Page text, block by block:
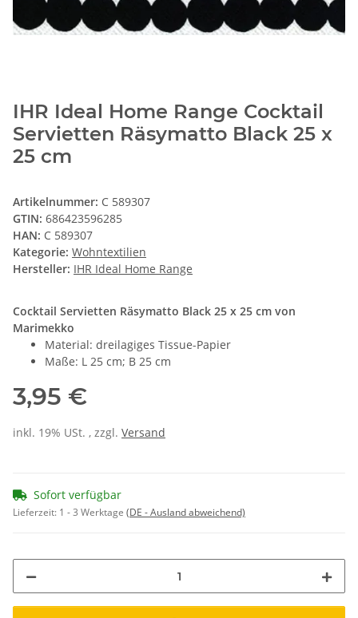
IHR Ideal Home Range Cocktail
Servietten Räsymatto Black 25 x
25 cm
Artikelnummer: C 589307
GTIN: 686423596285
HAN: C 589307
Kategorie: Wohntextilien
Hersteller: IHR Ideal Home Range
Cocktail Servietten Räsymatto Black 25 x 25 cm von
Marimekko
Material: dreilagiges Tissue-Papier
Maße: L 25 cm; B 25 cm
3,95 €
inkl. 19% USt. , zzgl. Versand
Sofort verfügbar
Lieferzeit: 1 - 3 Werktage (DE - Ausland abweichend)